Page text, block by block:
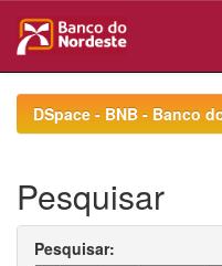
navigationDSpace - BNB - Banco
Pesquisar
Pesquisar: